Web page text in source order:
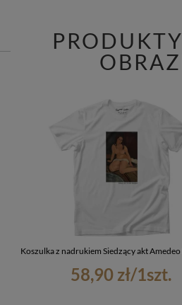
Koszulka z nadrukiem Siedzący akt
58,90 zł/1szt.